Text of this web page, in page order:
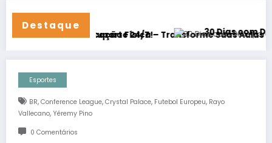
Destaque
Suporte 24/7!
Física – Transforme Suas Aulas em 2025
30 Dias com Deus para
Esportes
BR, Conference League, Crystal Palace, Futebol Europeu, Rayo
Vallecano, Yéremy Pino
0 Comentários